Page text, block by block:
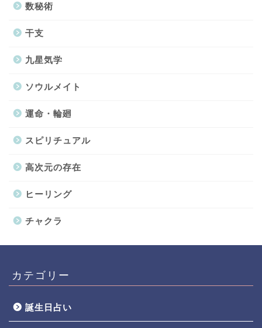
数秘術
干支
九星気学
ソウルメイト
運命・輪廻
スピリチュアル
高次元の存在
ヒーリング
チャクラ
カテゴリー
誕生日占い